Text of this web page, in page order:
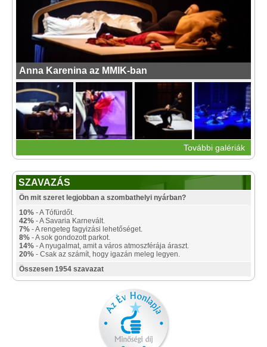
Anna Karenina az MMIK-ban
További galériák
SZAVAZÁS
Ön mit szeret legjobban a szombathelyi nyárban?
10% - A Tófürdőt.
42% - A Savaria Karnevált.
7% - A rengeteg fagyizási lehetőséget.
8% - A sok gondozott parkot.
14% - A nyugalmat, amit a város atmoszférája áraszt.
20% - Csak az számít, hogy igazán meleg legyen.
Összesen 1954 szavazat